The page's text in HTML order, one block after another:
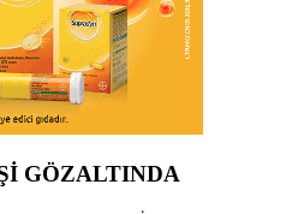
GÖZALTINDA